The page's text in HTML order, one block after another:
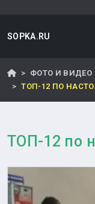
SOPKA.RU
ФОТО И ВИДЕО
ТОП-12 ПО
ТОП-12 по